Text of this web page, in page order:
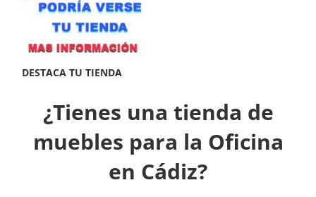
¿Tienes una tienda de
muebles para la Oficina
en Cádiz?